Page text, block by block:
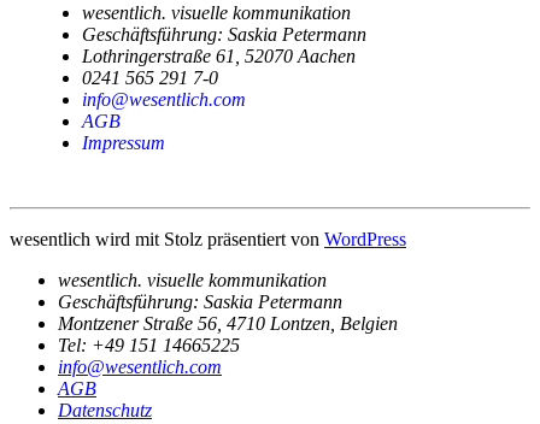
wesentlich. visuelle kommunikation
Geschäftsführung: Saskia Petermann
Lothringerstraße 61 52070 Aachen
0241 565 291 7-0
info@wesentlich.com
AGB
Impressum
wesentlich wird mit Stolz präsentiert von WordPress
wesentlich. visuelle kommunikation
Geschäftsführung: Saskia Petermann
Montzener Straße 56 4710 Lontzen, Belgien
Tel: +49 151 14665225
info@wesentlich.com
AGB
Datenschutz